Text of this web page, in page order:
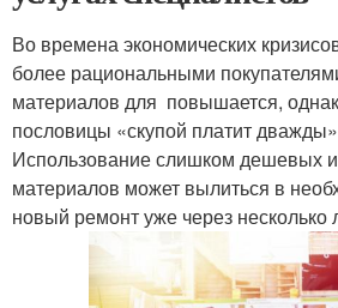
Во времена экономических
более рациональными
материалов для повышается,
пословицы «скупой платит
Использование слишком дешевых
материалов может вылиться в
новый ремонт уже через несколько